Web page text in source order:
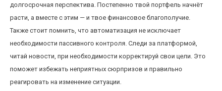
долгосрочная перспектива. Постепенно твой портфель начнёт
расти, а вместе с этим — и твое финансовое благополучие.
Также стоит помнить, что автоматизация не исключает
необходимости пассивного контроля. Следи за платформой,
читай новости, при необходимости корректируй свои цели. Это
поможет избежать неприятных сюрпризов и правильно
реагировать на изменение ситуации.